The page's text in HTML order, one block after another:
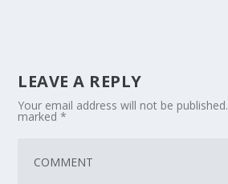
LEAVE A REPLY
Your email address will not be published.
marked*